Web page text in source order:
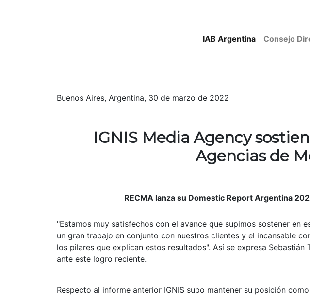
IAB Argentina Consejo
Buenos Aires, Argentina, 30 de marzo de 2022
IGNIS Media Agency
Agencias de
RECMA lanza su Domestic Report Argentina
Estamos muy satisfechos con el avance que supimos sostener en
un gran trabajo en conjunto con nuestros clientes y el incansable
los pilares que explican estos resultados . Así se expresa Sebastián
ante este logro reciente.
Respecto al informe anterior IGNIS supo mantener su posición